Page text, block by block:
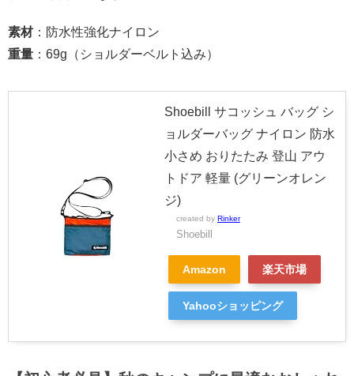
素材：防水性強化ナイロン
重量 ：69g（ショルダーベルト込み）
Shoebill サコッシュ バッグ シ
ョルダーバッグ ナイロン 防水
小さめ おりたたみ 登山 アウ
トドア 軽量 (グリーンオレン
ジ)
created by Rinker
Shoebill
Amazon 楽天市場
Yahooショッピング